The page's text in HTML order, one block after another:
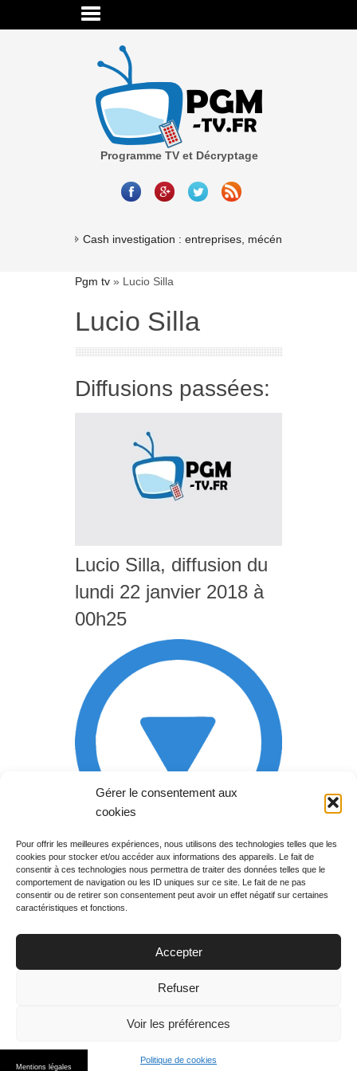
Gérer le consentement aux
cookies
Pour offrir les meilleures expériences, nous utilisons des technologies telles que les
cookies pour stocker et/ou accéder aux informations des appareils. Le fait de
consentir à ces technologies nous permettra de traiter des données telles que le
comportement de navigation ou les ID uniques sur ce site. Le fait de ne pas
consentir ou de retirer son consentement peut avoir un effet négatif sur certaines
caractéristiques et fonctions.
Accepter
Refuser
Voir les préférences
Politique de cookies
Mentions légales
Programme TV et Décryptage
Cash investigation : entreprises, mécénat,
Pgm tv » Lucio Silla
Lucio Silla
Diffusions passées:
Lucio Silla, diffusion du
lundi 22 janvier 2018 à
00h25
Rechercher votre
programme
Votre soirée :
PGM TV. All Rights Reserved.